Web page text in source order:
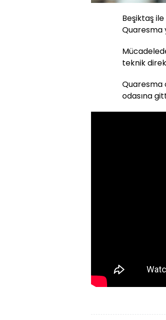
Beşiktaş
Quaresma
teknik
Quaresma
odasına